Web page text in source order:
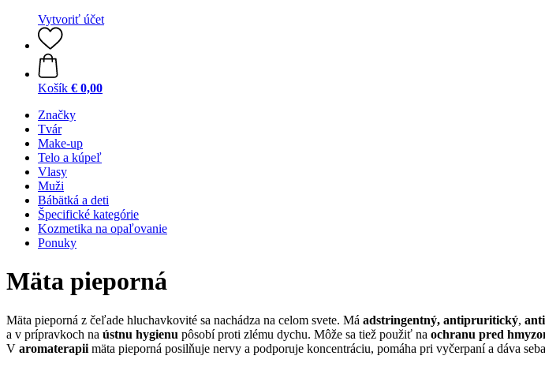
Vytvoriť účet
Košík € 0,00
Značky
Tvár
Make-up
Telo a kúpeľ
Vlasy
Muži
Bábätká a deti
Špecifické kategórie
Kozmetika na opaľovanie
Ponuky
Mäta pieporná
Mäta pieporná z čeľade hluchavkovité sa nachádza na celom svete. Má adstringentný, antipruritický,
a v prípravkoch na ústnu hygienu pôsobí proti zlému dychu. Môže sa tiež použiť na ochranu pred
V aromaterapii mäta pieporná posilňuje nervy a podporuje koncentráciu, pomáha pri vyčerpaní a dáva